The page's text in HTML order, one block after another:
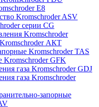
E8
Kromschroder ASV
серии CG
Kromschroder
АКТ
Kromschroder TAS
Kromschroder GFK
газа Kromschroder GDJ
газа Kromschroder
запорные